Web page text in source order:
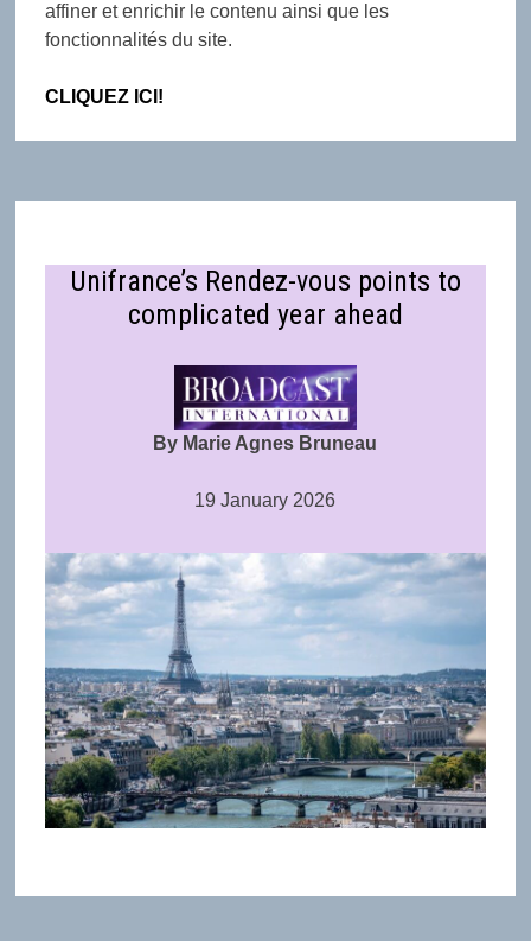
affiner et enrichir le contenu ainsi que les
fonctionnalités du site.
CLIQUEZ ICI!
Unifrance’s Rendez-vous points to
complicated year ahead
By Marie Agnes Bruneau
19 January 2026